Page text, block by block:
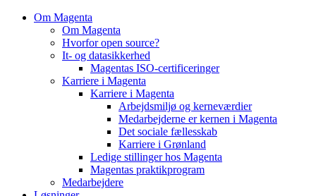
Om Magenta
Om Magenta
Hvorfor open source?
It- og datasikkerhed
Magentas ISO-certificeringer
Karriere i Magenta
Karriere i Magenta
Arbejdsmiljø og kerneværdier
Medarbejderne er kernen i Magenta
Det sociale fællesskab
Karriere i Grønland
Ledige stillinger hos Magenta​
Magentas praktikprogram
Medarbejdere